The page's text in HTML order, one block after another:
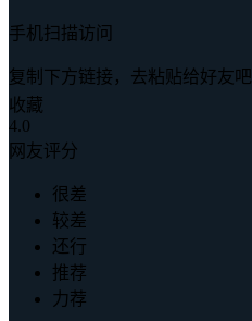
手机扫描访问
复制下方链接，去粘贴给好友吧
收藏
4.0
网友评分
很差
较差
还行
推荐
力荐